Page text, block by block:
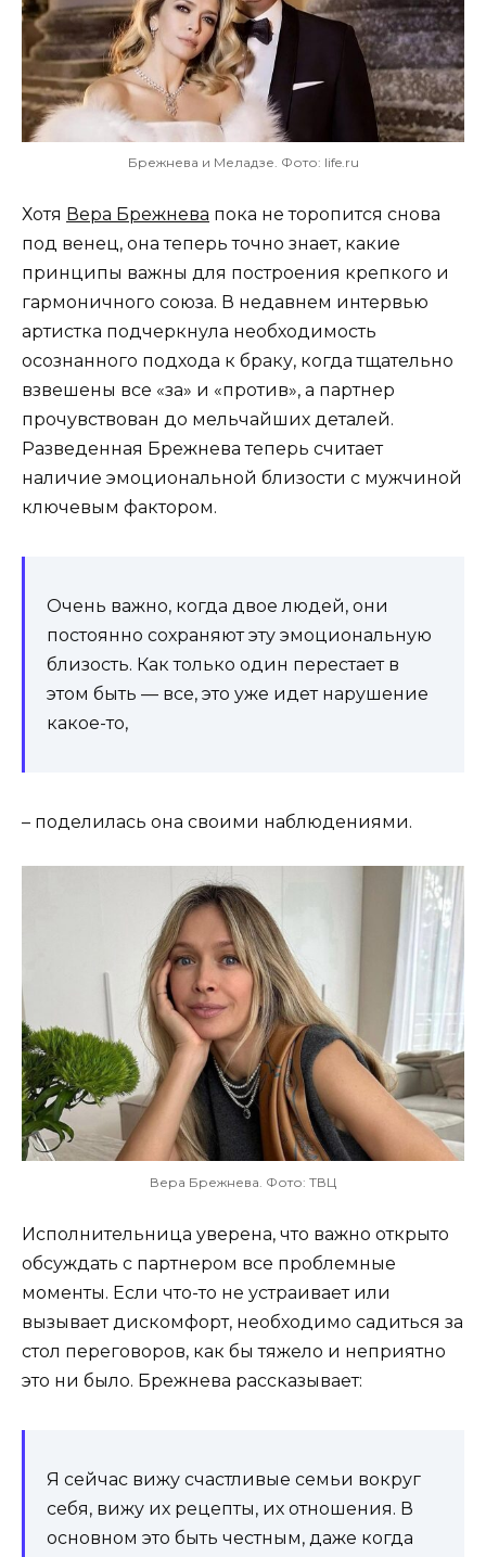
Брежнева и Меладзе. Фото: life.ru
Хотя Вера Брежнева пока не торопится снова
под венец, она теперь точно знает, какие
принципы важны для построения крепкого и
гармоничного союза. В недавнем интервью
артистка подчеркнула необходимость
осознанного подхода к браку, когда тщательно
взвешены все «за» и «против», а партнер
прочувствован до мельчайших деталей.
Разведенная Брежнева теперь считает
наличие эмоциональной близости с мужчиной
ключевым фактором.
Очень важно, когда двое людей, они
постоянно сохраняют эту эмоциональную
близость. Как только один перестает в
этом быть — все, это уже идет нарушение
какое-то,
– поделилась она своими наблюдениями.
Вера Брежнева. Фото: ТВЦ
Исполнительница уверена, что важно открыто
обсуждать с партнером все проблемные
моменты. Если что-то не устраивает или
вызывает дискомфорт, необходимо садиться за
стол переговоров, как бы тяжело и неприятно
это ни было. Брежнева рассказывает:
Я сейчас вижу счастливые семьи вокруг
себя, вижу их рецепты, их отношения. В
основном это быть честным, даже когда